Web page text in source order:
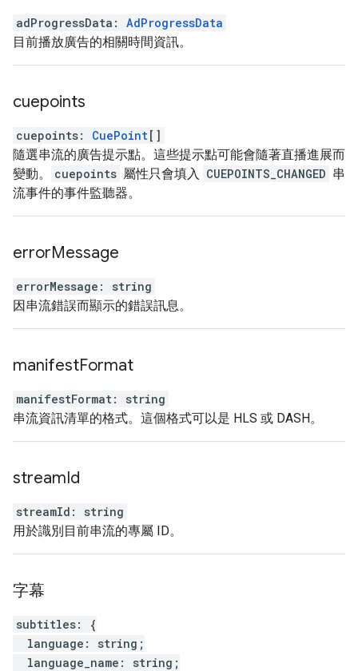
adProgressData :
AdProgressData
目前播放廣告的相關時間資訊。
cuepoints
cuepoints: CuePoint[]
隨選串流的廣告提示點。這些提示點可能會隨著直播進展而
變動。
cuepoints 屬性只會填入 CUEPOINTS_CHANGED 串
流事件的事件監聽器。
errorMessage
errorMessage :
string
因串流錯誤而顯示的錯誤訊息。
manifestFormat
manifestFormat:
string
串流資訊清單的格式。這個格式可以是 HLS 或 DASH。
streamId
streamId :
string
用於識別目前串流的專屬 ID。
字幕
subtitles:
{
language : string ;
language_name : string ;